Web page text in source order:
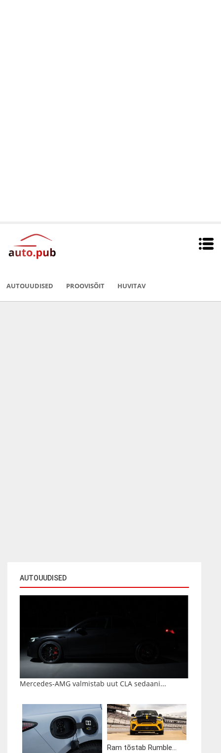
AUTOUUDISED PROOVISÕIT HUVITAV
AUTOUUDISED
Mercedes-AMG valmistab uut CLA sedaani...
Ram tõstab Rumble...